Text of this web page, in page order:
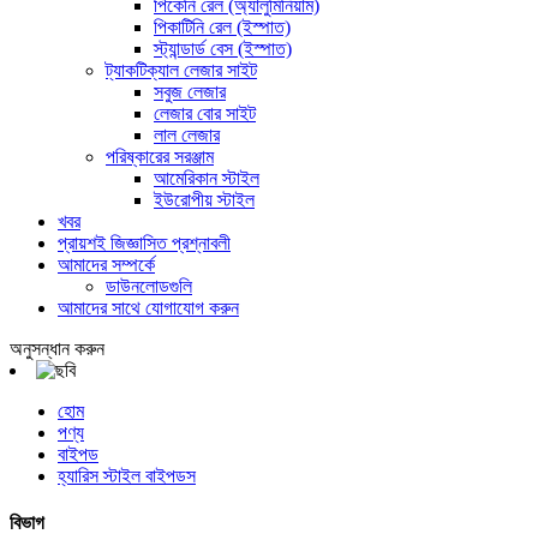
পিকেনি রেল (অ্যালুমিনিয়াম)
পিকাটিনি রেল (ইস্পাত)
স্ট্যান্ডার্ড বেস (ইস্পাত)
ট্যাকটিক্যাল লেজার সাইট
সবুজ লেজার
লেজার বোর সাইট
লাল লেজার
পরিষ্কারের সরঞ্জাম
আমেরিকান স্টাইল
ইউরোপীয় স্টাইল
খবর
প্রায়শই জিজ্ঞাসিত প্রশ্নাবলী
আমাদের সম্পর্কে
ডাউনলোডগুলি
আমাদের সাথে যোগাযোগ করুন
অনুসন্ধান করুন
হোম
পণ্য
বাইপড
হ্যারিস স্টাইল বাইপডস
বিভাগ